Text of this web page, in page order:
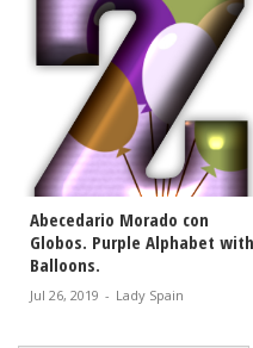
Abecedario Morado con
Globos. Purple Alphabet with
Balloons.
Jul 26, 2019 - Lady Spain